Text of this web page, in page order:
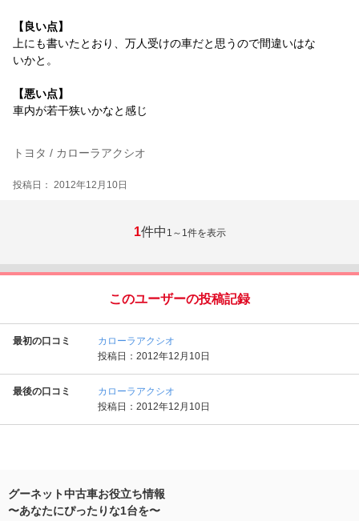
【良い点】
上にも書いたとおり、万人受けの車だと思うので間違いはな
いかと。
【悪い点】
車内が若干狭いかなと感じ
トヨタ / カローラアクシオ
投稿日： 2012年12月10日
1件中 1～1件を表示
このユーザーの投稿記録
最初の口コミ
カローラアクシオ
投稿日：2012年12月10日
最後の口コミ
カローラアクシオ
投稿日：2012年12月10日
グーネット中古車お役立ち情報
〜あなたにぴったりな1台を〜